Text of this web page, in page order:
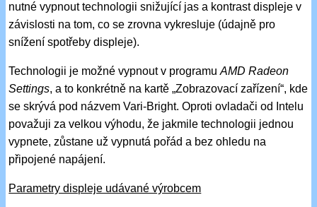
nutné vypnout technologii snižující jas a kontrast displeje v
závislosti na tom, co se zrovna vykresluje (údajně pro
snížení spotřeby displeje).
Technologii je možné vypnout v programuAMD Radeon
Settings, a to konkrétně na kartě „Zobrazovací zařízení“, kde
se skrývá pod názvem Vari-Bright. Oproti ovladači od Intelu
považuji za velkou výhodu, že jakmile technologii jednou
vypnete, zůstane už vypnutá pořád a bez ohledu na
připojené napájení.
Parametry displeje udávané výrobcem